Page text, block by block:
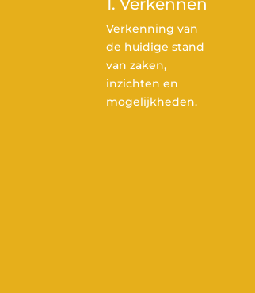
1. Verkennen
Verkenning van
de huidige stand
van zaken,
inzichten en
mogelijkheden.